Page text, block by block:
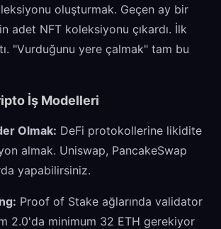
oluşturmak. Geçen ay bir
adet NFT koleksiyonu çıkardı. İlk
"Vurduğunu yere çalmak" tam bu
İş Modelleri
Olmak: DeFi protokollerine likidite
almak. Uniswap, PancakeSwap
yapabilirsiniz.
Proof of Stake ağlarında validator
2.0'da minimum 32 ETH gerekiyor